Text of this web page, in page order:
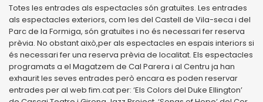
Totes les entrades als espectacles són gratuïtes. Les entrades
als espectacles exteriors, com les del Castell de Vila-seca i del
Parc de la Formiga, són gratuïtes i no és necessari fer reserva
prèvia. No obstant això,per als espectacles en espais interiors si
és necessari fer una reserva prèvia de localitat. Els espectacles
programats a el Magatzem de Cal Parera i al Centru ja han
exhaurit les seves entrades però encara es poden reservar
entrades per al web fim.cat per: ‘Els Colors del Duke Ellington’